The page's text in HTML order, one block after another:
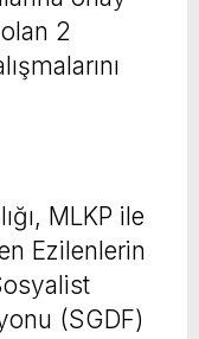
2
MLKP ile
Ezilenlerin
(SGDF)